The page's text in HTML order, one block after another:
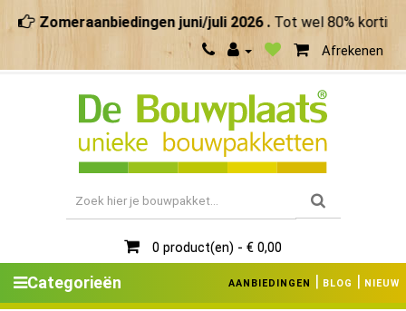
Zomeraanbiedingen juni/juli 2026 .Tot wel 80% korting.
Afrekenen
0 product(en) - € 0,00
Categorieën AANBIEDINGEN | BLOG | NIEUW